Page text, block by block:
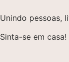
Unindo pessoas,
Sinta-se em casa!